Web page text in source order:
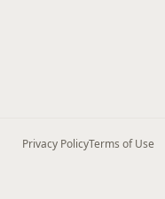
Privacy PolicyTerms of Use